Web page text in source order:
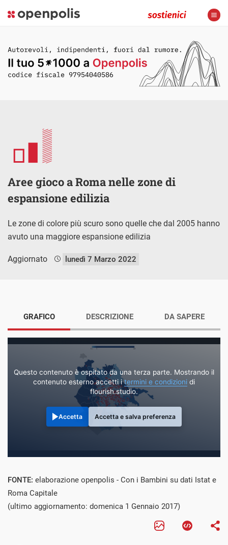
Aree gioco a Roma nelle zone di
espansione edilizia
Le zone di colore più scuro sono quelle che dal 2005 hanno
avuto una maggiore espansione edilizia
Aggiornato lunedì 7 Marzo 2022
GRAFICO
Questo contenuto è ospitato da una terza parte. Mostrando il
contenuto esterno accetti itermini e condizioni di
flourish.studio.
Accetta Accetta e salva preferenza
DESCRIZIONE DA SAPERE
FONTE: elaborazione openpolis - Con i Bambini su dati Istat e
Roma Capitale
(ultimo aggiornamento: domenica 1 Gennaio 2017)